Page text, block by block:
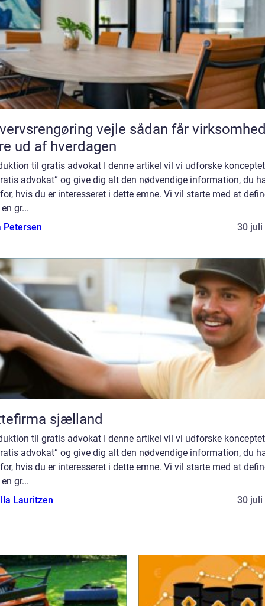
vejle sådan får virksomheder
ud af hverdagen
til gratis advokat I denne artikel vil vi udforske
advokat” og give dig alt den nødvendige information, du
hvis du er interesseret i dette emne. Vi vil starte med at
gr...
Petersen
30 juli
sjælland
til gratis advokat I denne artikel vil vi udforske
advokat” og give dig alt den nødvendige information, du
hvis du er interesseret i dette emne. Vi vil starte med at
gr...
Lauritzen
30 juli